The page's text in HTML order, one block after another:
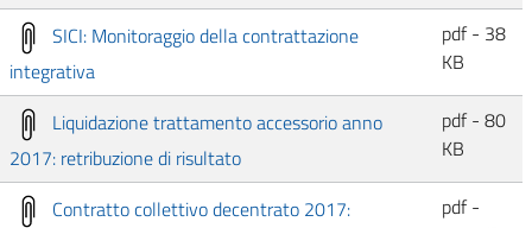
SICI: Monitoraggio della contrattazione
integrativa
pdf - 38
KB
Liquidazione trattamento accessorio anno
2017: retribuzione di risultato
pdf - 80
KB
Contratto collettivo decentrato 2017:
pdf -